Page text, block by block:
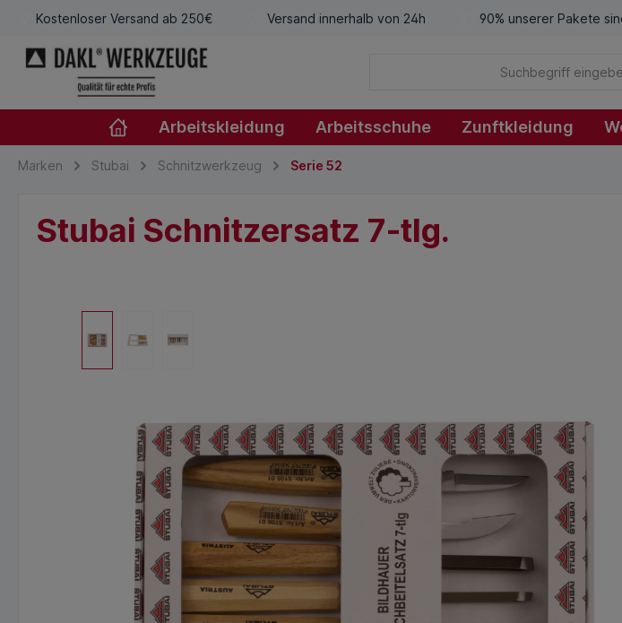
Kostenloser Versand ab 250€ Versand innerhalb von 24h 90% unserer Pakete
Arbeitskleidung Arbeitsschuhe Zunftkleidung
Marken Stubai Schnitzwerkzeug Serie 52
Stubai Schnitzersatz 7-tlg.